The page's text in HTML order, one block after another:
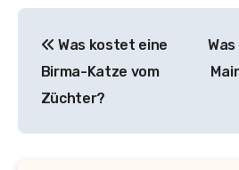
Was kostet eine
Birma-Katze vom
Züchter?